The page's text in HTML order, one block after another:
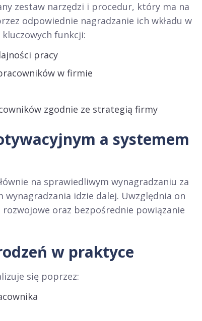
zestaw narzędzi i procedur, który ma na
odpowiednie nagradzanie ich wkładu w
funkcji:
pracy
w firmie
zgodnie ze strategią firmy
a systemem
na sprawiedliwym wynagradzaniu za
idzie dalej. Uwzględnia on
oraz bezpośrednie powiązanie
w praktyce
się poprzez: